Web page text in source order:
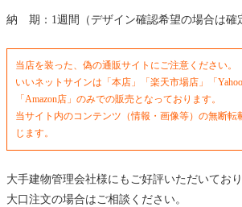
納 期：1週間（デザイン確認希望の場合は確
当店を装った、偽の通販サイトにご注意ください。
いいネットサインは「本店」「楽天市場店」「Yahoo
「Amazon店」のみでの販売となっております。
当サイト内のコンテンツ（情報・画像等）の無断転
じます。
大手建物管理会社様にもご好評いただいており
大口注文の場合はご相談ください。